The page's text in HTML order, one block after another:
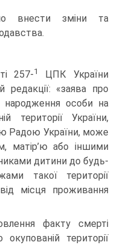
внести зміни та
257-1
ЦПК України
редакції: «заява про
народження особи на
території України,
Радою України, може
матір’ю або іншими
дитини до будь-
такої території
місця проживання
факту смерті
території